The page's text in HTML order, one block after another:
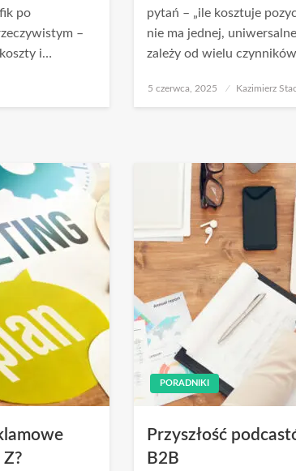
po
–
i…
pytań – „ile kosztuje
nie ma jednej,
zależy od wielu
Opublikowane
5 czerwca, 2025 Kazimierz
PORADNIKI
Przyszłość
B2B